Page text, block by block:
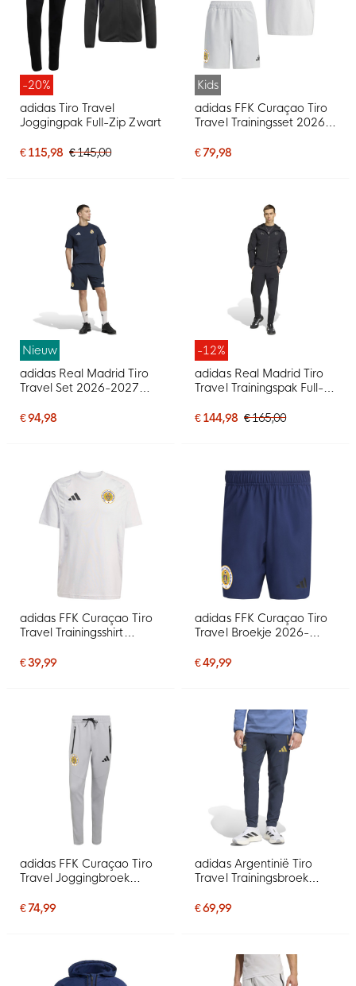
-20%
adidas Tiro Travel
Joggingpak Full-Zip Zwart
€ 115,98 € 145,00
Kids
adidas FFK Curaçao Tiro
Travel Trainingsset 2026-
€ 79,98
Nieuw
adidas Real Madrid Tiro
Travel Set 2026-2027
€ 94,98
-12%
adidas Real Madrid Tiro
Travel Trainingspak Full-
€ 144,98 € 165,00
adidas FFK Curaçao Tiro
Travel Trainingsshirt
€ 39,99
adidas FFK Curaçao Tiro
Travel Broekje 2026-
€ 49,99
adidas FFK Curaçao Tiro
Travel Joggingbroek
€ 74,99
adidas Argentinië Tiro
Travel Trainingsbroek
Goud
€ 69,99